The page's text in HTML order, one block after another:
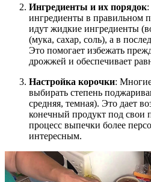
Ингредиенты и их порядок
ингредиенты в правильном
идут жидкие ингредиенты
(мука, сахар, соль), а в
Это помогает избежать
дрожжей и обеспечивает
Настройка корочки:
выбирать степень
средняя, темная). Это дает
конечный продукт под свои
процесс выпечки более
интересным.